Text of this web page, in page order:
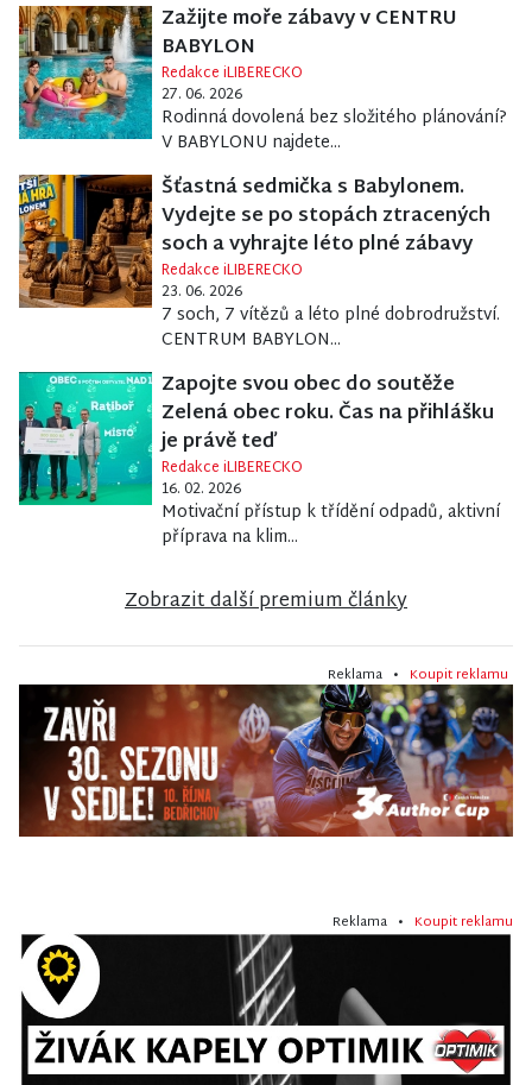
Zažijte moře zábavy v CENTRU
BABYLON
Redakce iLIBERECKO
27. 06. 2026
Rodinná dovolená bez složitého plánování?
V BABYLONU najdete...
Šťastná sedmička s Babylonem.
Vydejte se po stopách ztracených
soch a vyhrajte léto plné zábavy
Redakce iLIBERECKO
23. 06. 2026
7 soch, 7 vítězů a léto plné dobrodružství.
CENTRUM BABYLON...
Zapojte svou obec do soutěže
Zelená obec roku. Čas na přihlášku
je právě teď
Redakce iLIBERECKO
16. 02. 2026
Motivační přístup k třídění odpadů, aktivní
příprava na klim...
Zobrazit další premium články
Reklama • Koupit reklamu
Reklama • Koupit reklamu